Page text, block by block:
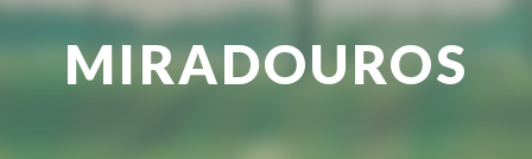
MIRADOUROS